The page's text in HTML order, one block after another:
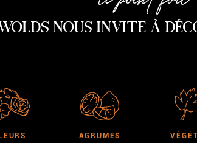
nous invite à
AGRUMES